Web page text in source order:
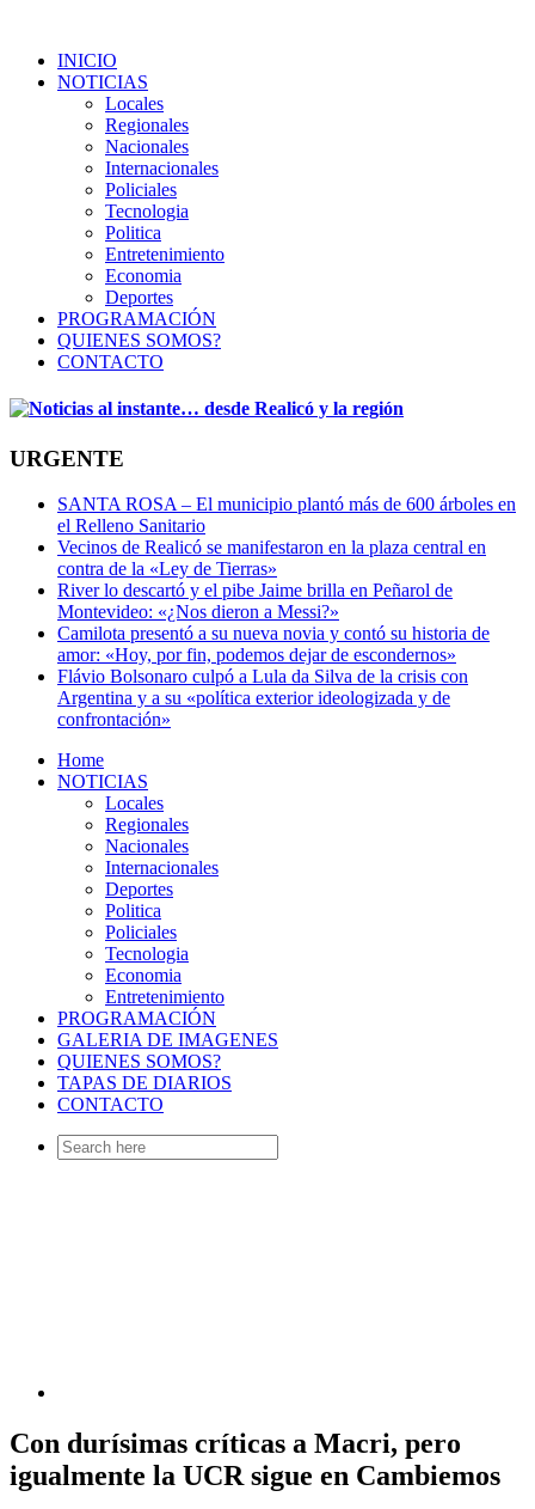
INICIO
NOTICIAS
Locales
Regionales
Nacionales
Internacionales
Policiales
Tecnologia
Politica
Entretenimiento
Economia
Deportes
PROGRAMACIÓN
QUIENES SOMOS?
CONTACTO
URGENTE
SANTA ROSA – El municipio plantó más de 600 árboles en
el Relleno Sanitario
Vecinos de Realicó se manifestaron en la plaza central en
contra de la «Ley de Tierras»
River lo descartó y el pibe Jaime brilla en Peñarol de
Montevideo: «¿Nos dieron a Messi?»
Camilota presentó a su nueva novia y contó su historia de
amor: «Hoy, por fin, podemos dejar de escondernos»
Flávio Bolsonaro culpó a Lula da Silva de la crisis con
Argentina y a su «política exterior ideologizada y de
confrontación»
Home
NOTICIAS
Locales
Regionales
Nacionales
Internacionales
Deportes
Politica
Policiales
Tecnologia
Economia
Entretenimiento
PROGRAMACIÓN
GALERIA DE IMAGENES
QUIENES SOMOS?
TAPAS DE DIARIOS
CONTACTO
Search
for:
Con durísimas críticas a Macri, pero
igualmente la UCR sigue en Cambiemos